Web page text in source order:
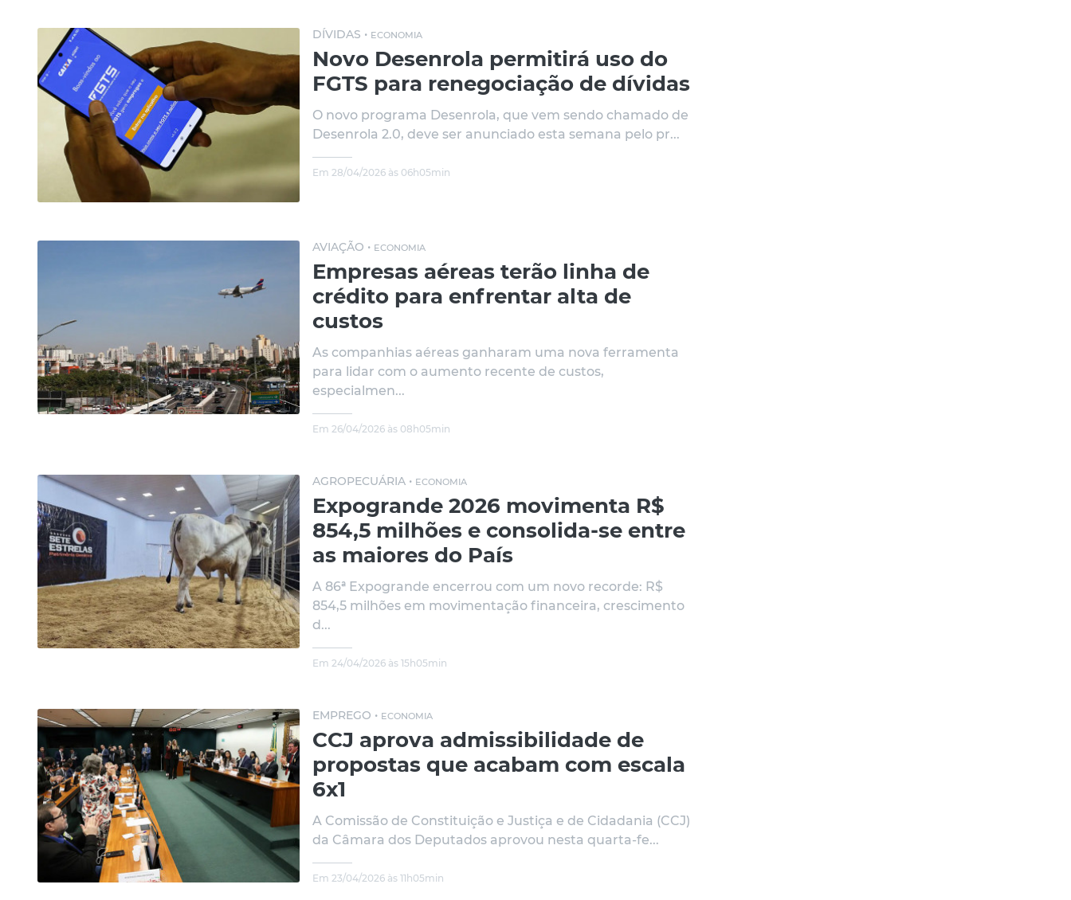
DÍVIDAS • ECONOMIA
Novo Desenrola permitirá uso do
FGTS para renegociação de dívidas
O novo programa Desenrola, que vem sendo chamado de
Desenrola 2.0, deve ser anunciado esta semana pelo pr...
Em 28/04/2026 às 06h05min
AVIAÇÃO • ECONOMIA
Empresas aéreas terão linha de
crédito para enfrentar alta de
custos
As companhias aéreas ganharam uma nova ferramenta
para lidar com o aumento recente de custos,
especialmen...
Em 26/04/2026 às 08h05min
AGROPECUÁRIA • ECONOMIA
Expogrande 2026 movimenta R$
854,5 milhões e consolida-se entre
as maiores do País
A 86ª Expogrande encerrou com um novo recorde: R$
854,5 milhões em movimentação financeira, crescimento
d...
Em 24/04/2026 às 15h05min
EMPREGO • ECONOMIA
CCJ aprova admissibilidade de
propostas que acabam com escala
6x1
A Comissão de Constituição e Justiça e de Cidadania (CCJ)
da Câmara dos Deputados aprovou nesta quarta-fe...
Em 23/04/2026 às 11h05min